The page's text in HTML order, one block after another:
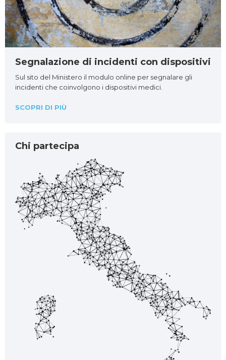
Segnalazione di incidenti con dispositivi
Sul sito del Ministero il modulo online per segnalare gli
incidenti che coinvolgono i dispositivi medici.
SCOPRI DI PIÙ
Chi partecipa